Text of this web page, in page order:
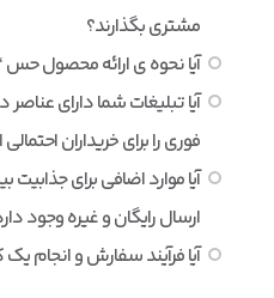
مشتری بگذارند؟
آیا نحوه ی ارائه محصول حس
فوری را برای خریداران
آیا موارد اضافی برای
ارسال رایگان و غیره وجود
آیا فرآیند سفارش و انجام